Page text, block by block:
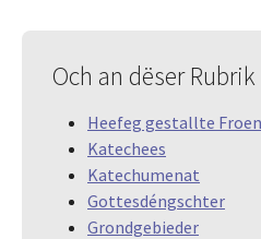
Och an dëser Rubrik
Heefeg gestallte Froen
Katechees
Katechumenat
Gottesdéngschter
Grondgebieder